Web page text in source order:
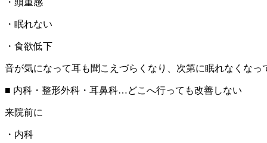
・眠れない
・食欲低下
音が気になって耳も聞こえづらくなり、次第に眠れなくなっ
■ 内科・整形外科・耳鼻科…どこへ行っても改善しない
来院前に
・内科